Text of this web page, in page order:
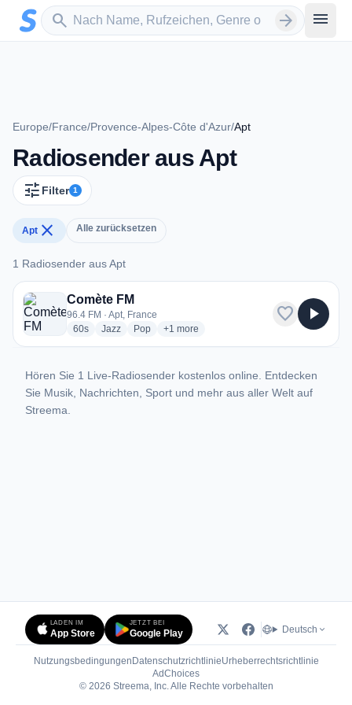
Zum Hauptinhalt springen
search
Sender suchen arrow_forward menu
Europe/France/Provence-Alpes-Côte d'Azur/Apt
Radiosender aus Apt
tune Filter 1
Apt close Alle zurücksetzen
1 Radiosender aus Apt
1 Radiosender aus Apt
Comète FM
96.4 FM · Apt, France
60sradio stations
Jazzradio stations
Popradio stations
+1 more genres for Comète FM
more
favorite play_arrow
Hören Sie 1 Live-Radiosender kostenlos online. Entdecken
Sie Musik, Nachrichten, Sport und mehr aus aller Welt auf
Streema.
LADEN IM
App Store
JETZT BEI
Google Play Deutsch
Nutzungsbedingungen DatenschutzrichtlinieUrheberrechtsrichtlinie
AdChoices(öffnet in neuem Tab)
© 2026 Streema, Inc. Alle Rechte vorbehalten